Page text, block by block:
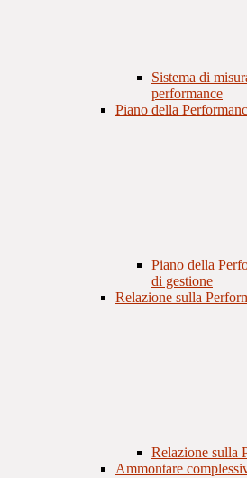
Sistema di
performance
Piano della
Piano della
di gestione
Relazione sulla
Relazione sulla
Ammontare